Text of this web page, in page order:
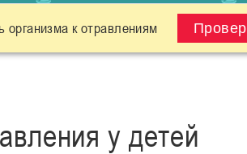
организма к отравлениям
у детей